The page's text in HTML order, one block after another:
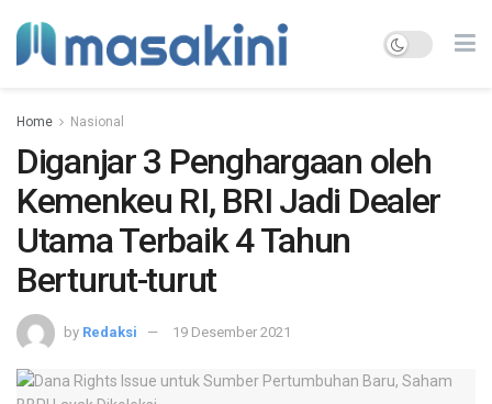
Home Nasional
Diganjar 3 Penghargaan oleh
Kemenkeu RI, BRI Jadi Dealer
Utama Terbaik 4 Tahun
Berturut-turut
by Redaksi 19 Desember 2021